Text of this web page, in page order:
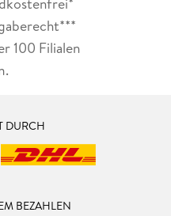
100 Filialen
DURCH
BEZAHLEN